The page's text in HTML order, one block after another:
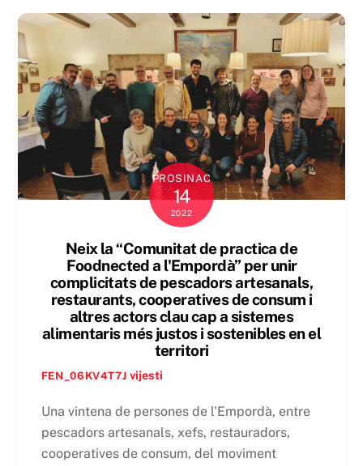
PROSINAC
14
2022
Neix la “Comunitat de practica de
Foodnected a l'Empordà” per unir
complicitats de pescadors artesanals,
restaurants, cooperatives de consum i
altres actors clau cap a sistemes
alimentaris més justos i sostenibles en el
territori
FEN_06KV4T7J vijesti
Una vintena de persones de l'Empordà, entre
pescadors artesanals, xefs, restauradors,
cooperatives de consum, del moviment